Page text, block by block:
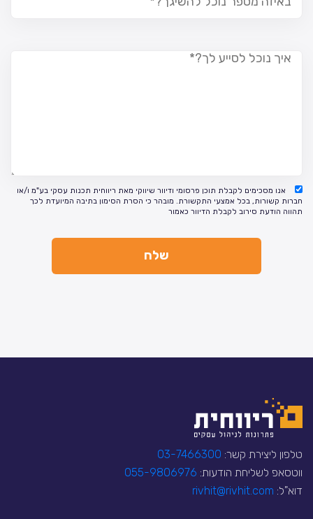
אנו מסכימים לקבלת תוכן פרסומי ודיוור שיווקי מאת ריווחית תכנות עסקי בע"מ ו/או
חברות קשורות, בכל אמצעי התקשורת. מובהר כי הסרת הסימון בתיבה המיועדת לכך
תהווה הודעת סירוב לקבלת הדיוור כאמור
טלפון ליצירת קשר: 03-7466300
ווטסאפ לשליחת הודעות: 055-9806976
דוא"ל: rivhit@rivhit.com